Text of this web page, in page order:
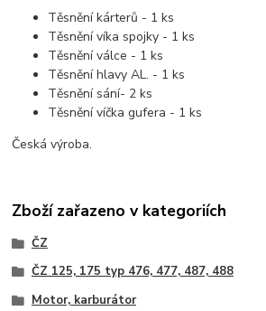
Těsnění kárterů - 1 ks
Těsnění víka spojky - 1 ks
Těsnění válce - 1 ks
Těsnění hlavy AL. - 1 ks
Těsnění sání- 2 ks
Těsnění víčka gufera - 1 ks
Česká výroba.
Zboží zařazeno v kategoriích
ČZ
ČZ 125, 175 typ 476, 477, 487, 488
Motor, karburátor